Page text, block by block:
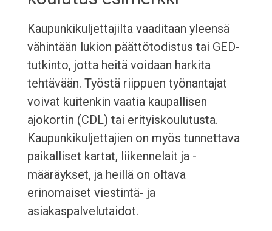
Kaupunkikuljettajilta vaaditaan yleensä
vähintään lukion päättötodistus tai GED-
tutkinto, jotta heitä voidaan harkita
tehtävään. Työstä riippuen työnantajat
voivat kuitenkin vaatia kaupallisen
ajokortin (CDL) tai erityiskoulutusta.
Kaupunkikuljettajien on myös tunnettava
paikalliset kartat, liikennelait ja -
määräykset, ja heillä on oltava
erinomaiset viestintä- ja
asiakaspalvelutaidot.